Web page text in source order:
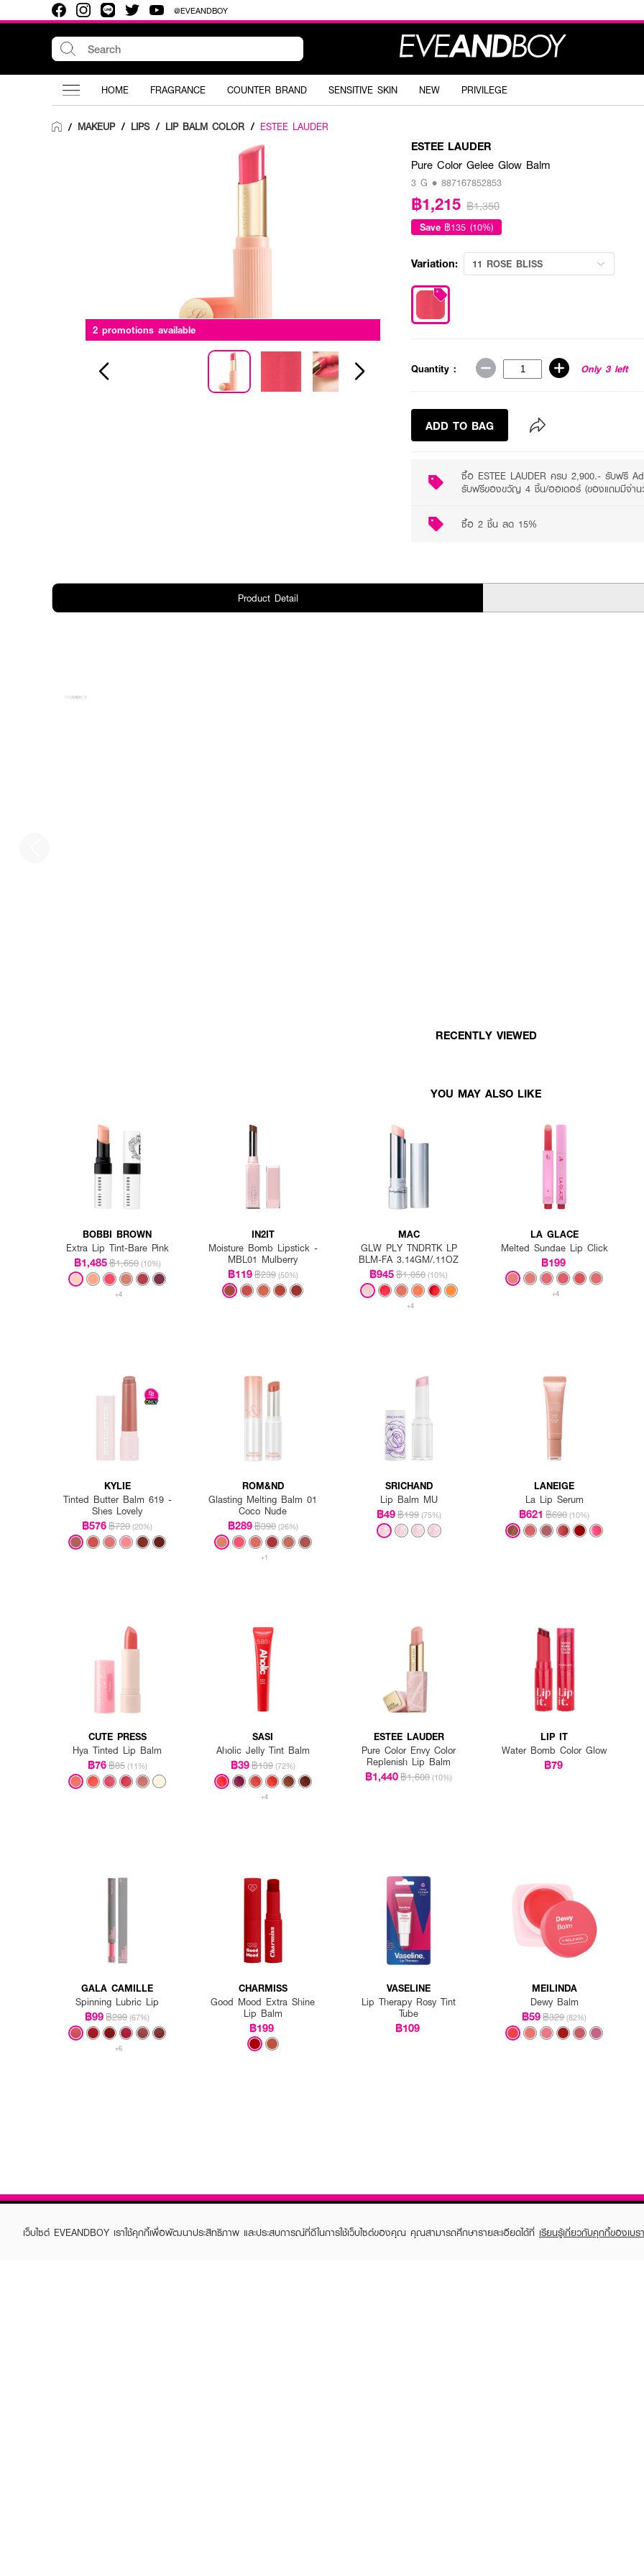
@EVEANDBOY
HOME FRAGRANCE COUNTER BRAND SENSITIVE SKIN NEW PRIVILEGE
/ MAKEUP / LIPS / LIP BALM COLOR / ESTEE LAUDER
2 promotions available
ESTEE LAUDER
Pure Color Gelee Glow Balm
3 G • 887167852853
฿1,215 ฿1,350
Save ฿135 (10%)
Variation: 11 ROSE BLISS
Quantity : Only 3 left
ADD TO BAG
ซื้อ ESTEE LAUDER ครบ 2,900.- รับฟรี
รับฟรีของขวัญ 4 ชิ้น/ออเดอร์ (ของแถมมีจำน
ซื้อ 2 ชิ้น ลด 15%
Product Detail
RECENTLY VIEWED
YOU MAY ALSO LIKE
BOBBI BROWN
Extra Lip Tint-Bare Pink
฿1,485฿1,650 (10%)
+4
IN2IT
Moisture Bomb Lipstick -
MBL01 Mulberry
฿119฿239 (50%)
MAC
GLW PLY TNDRTK LP
BLM-FA 3.14GM/.11OZ
฿945฿1,050 (10%)
+4
LA GLACE
Melted Sundae Lip Click
฿199
+4
KYLIE
Tinted Butter Balm 619 -
Shes Lovely
฿576฿720 (20%)
ROM&ND
Glasting Melting Balm 01
Coco Nude
฿289฿390 (26%)
+1
SRICHAND
Lip Balm MU
฿49฿199 (75%)
LANEIGE
La Lip Serum
฿621 ฿690 (10%)
CUTE PRESS
Hya Tinted Lip Balm
฿76฿85 (11%)
SASI
Aholic Jelly Tint Balm
฿39฿139 (72%)
+4
ESTEE LAUDER
Pure Color Envy Color
Replenish Lip Balm
฿1,440฿1,600 (10%)
LIP IT
Water Bomb Color Glow
฿79
GALA CAMILLE
Spinning Lubric Lip
฿99฿299 (67%)
+6
CHARMISS
Good Mood Extra Shine
Lip Balm
฿199
VASELINE
Lip Therapy Rosy Tint
Tube
฿109
MEILINDA
Dewy Balm
฿59฿329 (82%)
เว็บไซต์ EVEANDBOY เราใช้คุกกี้เพื่อพัฒนาประสิทธิภาพ และประสบการณ์ที่ดีในการใช้เว็บไซต์ของคุณ คุณสามารถศึกษารายละเอียดได้ที่ เรียนรู้เกี่ยวกับคุกกี้ของเบร